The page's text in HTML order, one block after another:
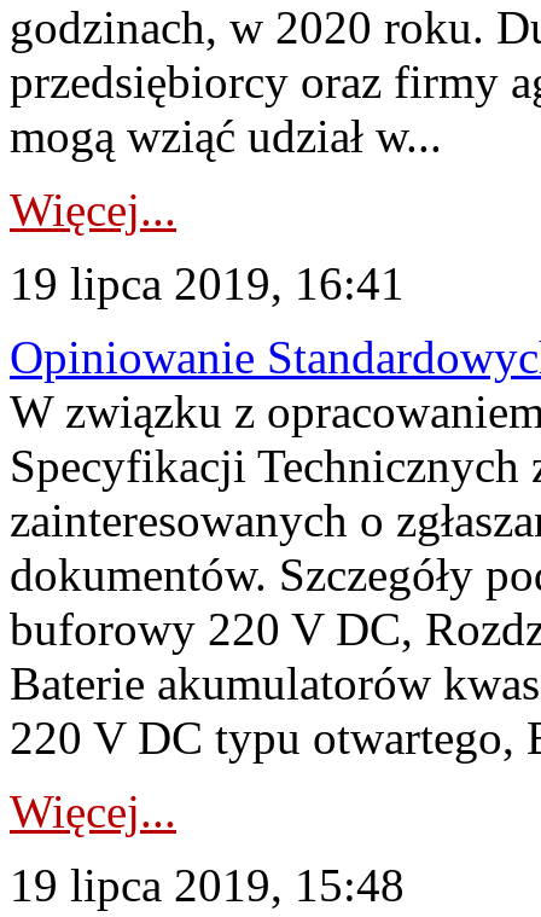
godzinach, w 2020 roku.
przedsiębiorcy oraz firmy
mogą wziąć udział w...
Więcej...
19 lipca 2019, 16:41
Opiniowanie
W związku z
Specyfikacji Technicznych
zainteresowanych o
dokumentów. Szczegóły
buforowy 220 V DC,
Baterie akumulatorów
220 V DC typu otwartego,
Więcej...
19 lipca 2019, 15:48